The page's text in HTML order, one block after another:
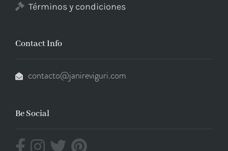
Términos y condiciones
Contact Info
contacto@janireviguri.com
Be Social